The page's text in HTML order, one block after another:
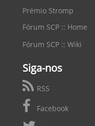
Prémio Stromp
Fórum SCP :: Home
Fórum SCP :: Wiki
Siga-nos
RSS
Facebook